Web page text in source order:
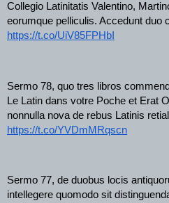
Collegio Latinitatis Valentino,
https://t.co/UiV85FPHbI
Sermo 78, quo tres libros
Le Latin dans votre Poche et Erat
https://t.co/YVDmMRqscn
Sermo 77, de duobus locis
intellegere quomodo sit